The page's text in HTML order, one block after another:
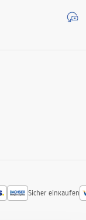
Sicher einkaufen